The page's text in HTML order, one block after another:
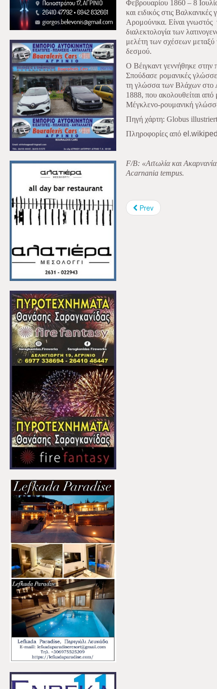
Φεβρουαρίου 1860 – 8
και ειδικός στις
Αρομούνικα. Είναι γνωστός
διαλεκτολογία των
μελέτη των σχέσεων
δεσμού.
Ο Βέιγκαντ γεννήθηκε
Σπούδασε ρομανικές
τη γλώσσα των Βλάχων στο
1888, που ακολουθείται από
Μέγκλενο-ρουμανική
Πηγή χάρτη: Globus
Πληροφορίες από
F/B: «Αιτωλία και
Acarnania tempus.
Prev